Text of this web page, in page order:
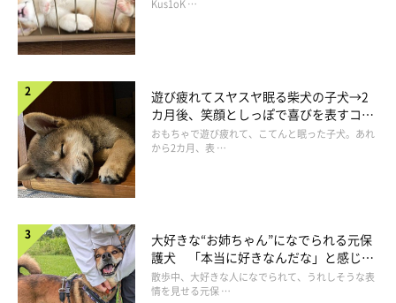
長！
Kus1oK …
遊び疲れてスヤスヤ眠る柴犬の子犬→2
カ月後、笑顔としっぽで喜びを表すコに
成長！
おもちゃで遊び疲れて、こてんと眠った子犬。あれ
から2カ月、表 …
大好きな“お姉ちゃん”になでられる元保
護犬 「本当に好きなんだな」と感じる
表情にほっこり
散歩中、大好きな人になでられて、うれしそうな表
情を見せる元保 …